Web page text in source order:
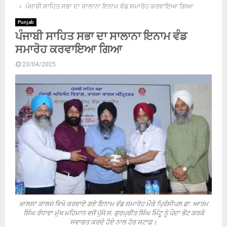
ਪੰਜਾਬੀ ਸਾਹਿਤ ਸਭਾ ਦਾ ਸਾਲਾਨਾ ਇਨਾਮ ਵੰਡ ਸਮਾਰੋਹ ਕਰਵਾਇਆ ਗਿਆ
Punjab
ਪੰਜਾਬੀ ਸਾਹਿਤ ਸਭਾ ਦਾ ਸਾਲਾਨਾ ਇਨਾਮ ਵੰਡ
ਸਮਾਰੋਹ ਕਰਵਾਇਆ ਗਿਆ
23/04/2025
ਖ਼ਾਲਸਾ ਕਾਲਜ ਵਿਖੇ ਕਰਵਾਏ ਗਏ ਇਨਾਮ ਵੰਡ ਸਮਾਰੋਹ ਮੌਕੇ ਪਿ੍ਰੰਸੀਪਲ ਡਾ. ਆਤਮ
ਸਿੰਘ ਰੰਧਾਵਾ ਮੁੱਖ ਮਹਿਮਾਨ ਵਜੋਂ ਪੁੱਜੇ ਸ. ਗੁਰਪ੍ਰੀਤ ਸਿੰਘ ਮਿੰਟੂ ਨੂੰ ਪੌਦਾ ਭੇਂਟ ਕਰਕੇ
ਸਵਾਗਤ ਕਰਦੇ ਹੋਏ ਨਾਲ ਹੋਰ ਸਟਾਫ਼।